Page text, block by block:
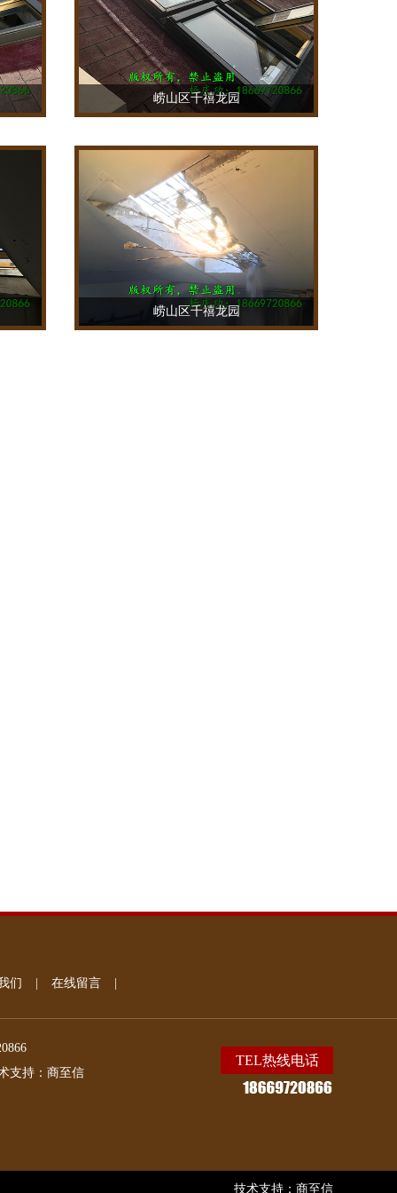
崂山区千禧龙园
崂山区千禧龙园
们 在线留言
支持： 商至信
TEL热线电话
技术支持： 商至信